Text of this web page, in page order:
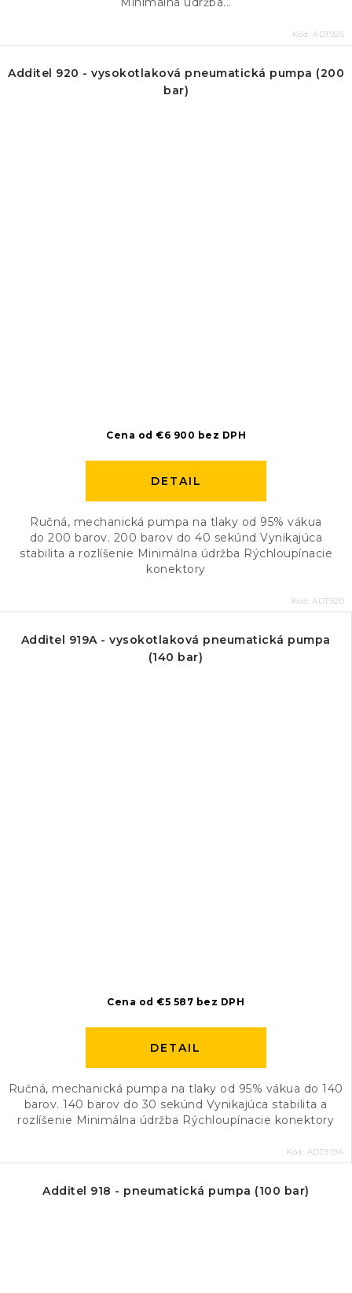
Kód: ADT925
Additel 920 - vysokotlaková pneumatická pumpa (200
bar)
Cena od €6 900 bez DPH
DETAIL
Ručná, mechanická pumpa na tlaky od 95% vákua
do 200 barov. 200 barov do 40 sekúnd Vynikajúca
stabilita a rozlíšenie Minimálna údržba Rýchloupínacie
konektory
Kód: ADT920
Additel 919A - vysokotlaková pneumatická pumpa
(140 bar)
Cena od €5 587 bez DPH
DETAIL
Ručná, mechanická pumpa na tlaky od 95% vákua do 140
barov. 140 barov do 30 sekúnd Vynikajúca stabilita a
rozlíšenie Minimálna údržba Rýchloupínacie konektory
Kód: ADT919A
Additel 918 - pneumatická pumpa (100 bar)